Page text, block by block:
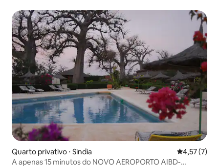
Quarto privativo ⋅ Sindia 4,57 de
4,57 (7)
A apenas 15 minutos do NOVO AEROPORTO AIBD-